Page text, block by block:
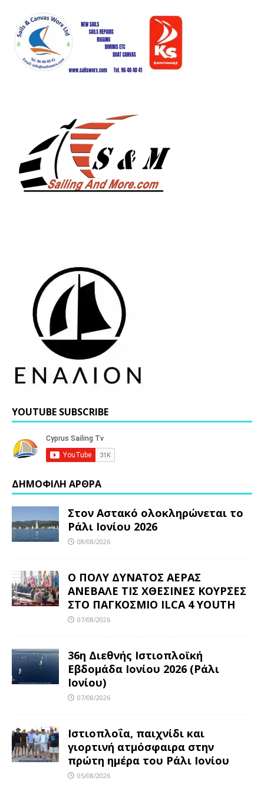
YOUTUBE SUBSCRIBE
ΔΗΜΟΦΙΛΗ ΑΡΘΡΑ
Στον Αστακό ολοκληρώνεται το
Ράλι Ιονίου 2026
08/08/2026
Ο ΠΟΛΥ ΔΥΝΑΤΟΣ ΑΕΡΑΣ
ΑΝΕΒΑΛΕ ΤΙΣ ΧΘΕΣΙΝΕΣ ΚΟΥΡΣΕΣ
ΣΤΟ ΠΑΓΚΟΣΜΙΟ ILCA 4 YOUTH
07/08/2026
36η Διεθνής Ιστιοπλοϊκή
Εβδομάδα Ιονίου 2026 (Ράλι
Ιονίου)
07/08/2026
Ιστιοπλοΐα, παιχνίδι και
γιορτινή ατμόσφαιρα στην
πρώτη ημέρα του Ράλι Ιονίου
05/08/2026